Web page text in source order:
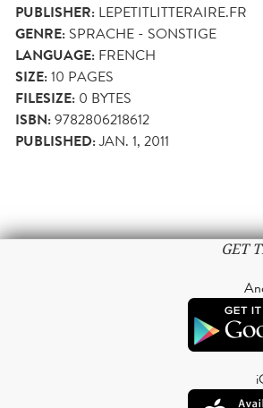
PUBLISHER: LEPETITLITTERAIRE.FR
GENRE: SPRACHE - SONSTIGE
LANGUAGE: FRENCH
SIZE:10 PAGES
FILESIZE: 0 BYTES
ISBN:9782806218612
PUBLISHED:JAN. 1, 2011
GET